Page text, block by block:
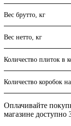
Вес брутто, кг
Вес нетто, кг
Количество плиток в
Количество коробок
Оплачивайте
магазине доступно